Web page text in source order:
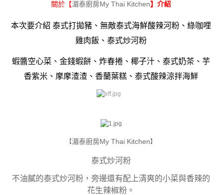
關於【湄泰廚房My Thai Kitchen】介紹
本次要介紹 泰式打拋豬、無敵泰式海鮮酸辣河粉、綠咖哩
雞肉飯、泰式炒河粉
蝦醬空心菜、金錢蝦餅、炸春捲、椰子汁、泰式奶茶、芋
香紫米、摩摩渣渣、香蘭葉糕、泰式酸辣涼拌海鮮
【湄泰廚房My Thai Kitchen】
泰式炒河粉
不油膩的泰式炒河粉，旁邊還有配上清爽的小菜與香辣的
花生辣椒粉。